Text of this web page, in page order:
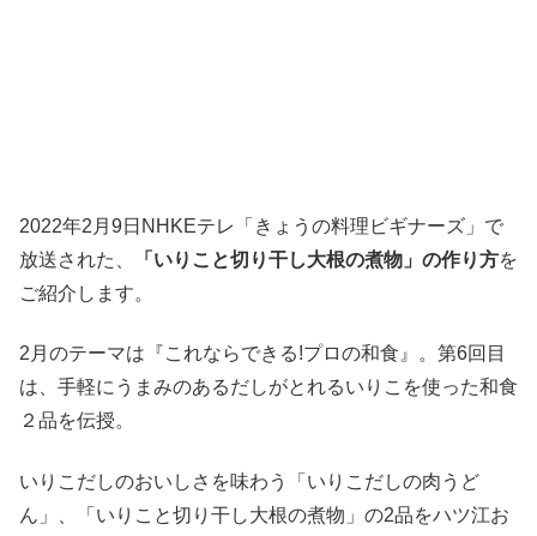
2022年2月9日NHKEテレ「きょうの料理ビギナーズ」で
放送された、
「いりこと切り干し大根の煮物」の作り方を
ご紹介します。
2月のテーマは『これならできる!プロの和食』。第6回目
は、手軽にうまみのあるだしがとれるいりこを使った和食
２品を伝授。
いりこだしのおいしさを味わう「いりこだしの肉うど
ん」、「いりこと切り干し大根の煮物」の2品をハツ江お